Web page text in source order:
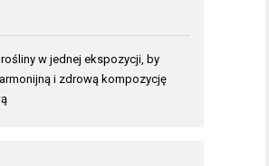
w jednej ekspozycji, by
i zdrową kompozycję